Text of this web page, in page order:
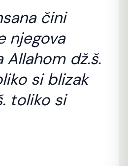
čini
njegova
Allahom dž.š.
si blizak
toliko si